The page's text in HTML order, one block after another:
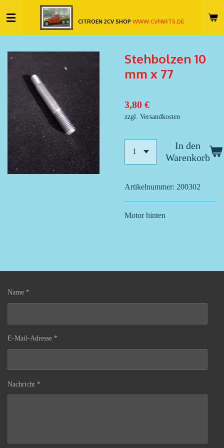
Hauptinhalt
springen
CITROEN 2CV SHOPWWW.CVPARTS.DE
Stehbolzen 10
mm x 77
3,80 €
zzgl. Versandkosten
In den
Warenkorb
Artikelnummer: 200302
Motor hinten
Name *
E-Mail-Adresse *
Nachricht *